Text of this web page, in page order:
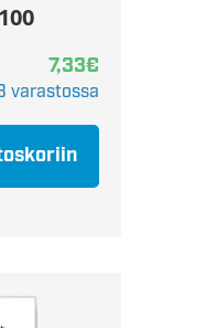
7,33€
varastossa